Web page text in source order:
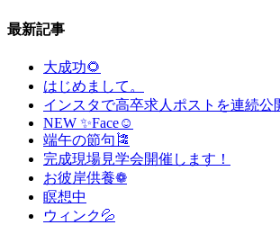
最新記事
大成功🌻
はじめまして。
インスタで高卒求人ポストを連続公
NEW ✨Face☺
端午の節句🎏
完成現場見学会開催します！
お彼岸供養❁
瞑想中
ウィンク💦